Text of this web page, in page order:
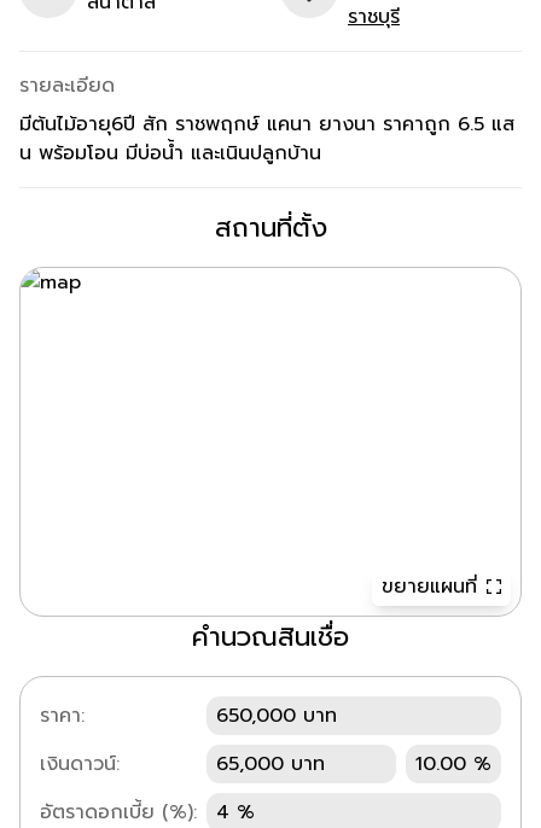
ราชบุรี
รายละเอียด
มีต้นไม้อายุ6ปี สัก ราชพฤกษ์ แคนา ยางนา ราคาถูก 6.5 แส
น พร้อมโอน มีบ่อน้ำ และเนินปลูกบ้าน
สถานที่ตั้ง
ขยายแผนที่
คำนวณสินเชื่อ
ราคา:
650,000 บาท
เงินดาวน์:
65,000 บาท
10.00 %
อัตราดอกเบี้ย (%):
4 %